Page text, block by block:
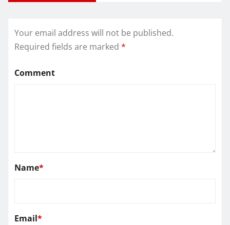
Your email address will not be published.
Required fields are marked *
Comment
Name*
Email*